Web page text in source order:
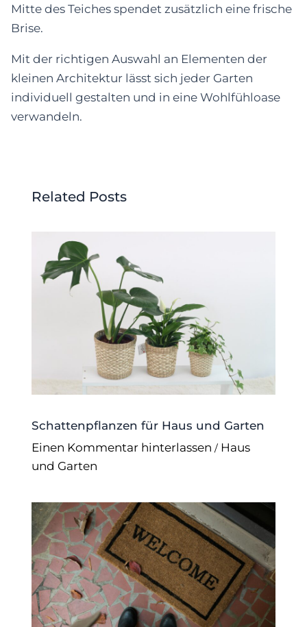
Mitte des Teiches spendet zusätzlich eine frische
Brise.
Mit der richtigen Auswahl an Elementen der
kleinen Architektur lässt sich jeder Garten
individuell gestalten und in eine Wohlfühloase
verwandeln.
Related Posts
Schattenpflanzen für Haus und Garten
Einen Kommentar hinterlassen / Haus
und Garten